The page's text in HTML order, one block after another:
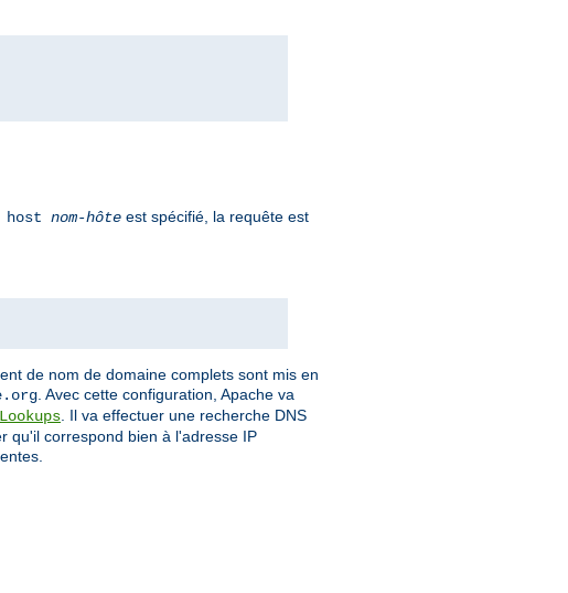
host nom-hôte est spécifié, la requête est
de nom de domaine complets sont mis en
. Avec cette configuration, Apache va
. Il va effectuer une recherche DNS
qu'il correspond bien à l'adresse IP